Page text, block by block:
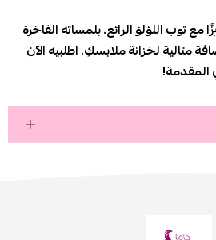
مع توب اللؤلؤ الرائع. بلمساته الفاخرة
مثالية لخزانة ملابسكِ. اطلبيه الآن
المقدمة!